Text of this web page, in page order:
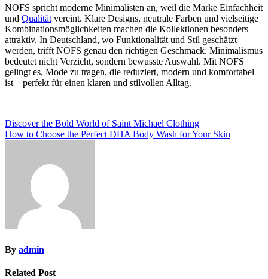
NOFS spricht moderne Minimalisten an, weil die Marke Einfachheit
und Qualität vereint. Klare Designs, neutrale Farben und vielseitige
Kombinationsmöglichkeiten machen die Kollektionen besonders
attraktiv. In Deutschland, wo Funktionalität und Stil geschätzt
werden, trifft NOFS genau den richtigen Geschmack. Minimalismus
bedeutet nicht Verzicht, sondern bewusste Auswahl. Mit NOFS
gelingt es, Mode zu tragen, die reduziert, modern und komfortabel
ist – perfekt für einen klaren und stilvollen Alltag.
Post
navigation
Discover the Bold World of Saint Michael Clothing
How to Choose the Perfect DHA Body Wash for Your Skin
By admin
Related Post